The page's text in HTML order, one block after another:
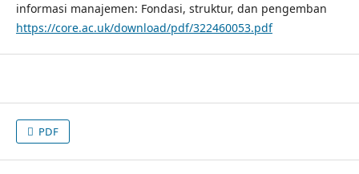
informasi manajemen: Fondasi, struktur, dan pengemban
https://core.ac.uk/download/pdf/322460053.pdf
PDF